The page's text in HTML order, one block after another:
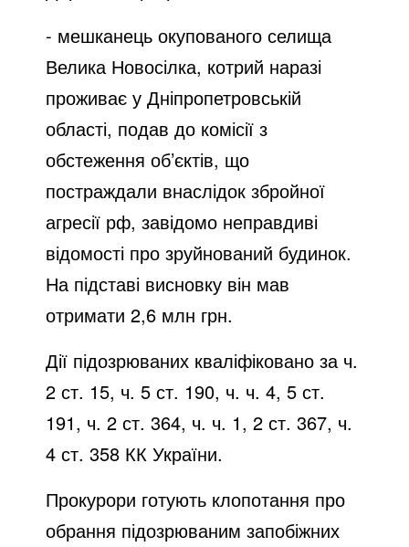
- мешканець окупованого селища
Велика Новосілка, котрий наразі
проживає у Дніпропетровській
області, подав до комісії з
обстеження об’єктів, що
постраждали внаслідок збройної
агресії рф, завідомо неправдиві
відомості про зруйнований будинок.
На підставі висновку він мав
отримати 2,6 млн грн.
Дії підозрюваних кваліфіковано за ч.
2 ст. 15, ч. 5 ст. 190, ч. ч. 4, 5 ст.
191, ч. 2 ст. 364, ч. ч. 1, 2 ст. 367, ч.
4 ст. 358 КК України.
Прокурори готують клопотання про
обрання підозрюваним запобіжних